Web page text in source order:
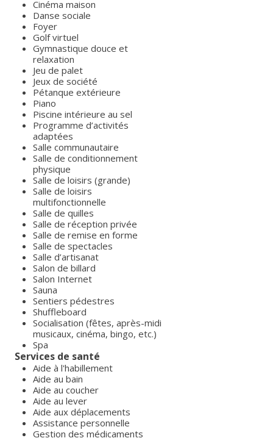
Cinéma maison
Danse sociale
Foyer
Golf virtuel
Gymnastique douce et
relaxation
Jeu de palet
Jeux de société
Pétanque extérieure
Piano
Piscine intérieure au sel
Programme d’activités
adaptées
Salle communautaire
Salle de conditionnement
physique
Salle de loisirs (grande)
Salle de loisirs
multifonctionnelle
Salle de quilles
Salle de réception privée
Salle de remise en forme
Salle de spectacles
Salle d’artisanat
Salon de billard
Salon Internet
Sauna
Sentiers pédestres
Shuffleboard
Socialisation (fêtes, après-midi
musicaux, cinéma, bingo, etc.)
Spa
Services de santé
Aide à l'habillement
Aide au bain
Aide au coucher
Aide au lever
Aide aux déplacements
Assistance personnelle
Gestion des médicaments